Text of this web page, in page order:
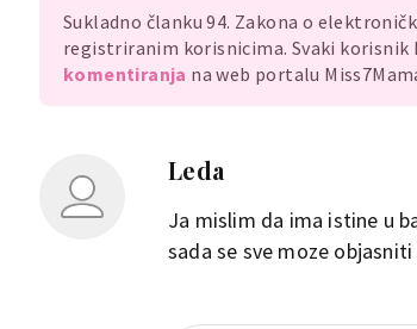
Sukladno članku 94. Zakona o
registriranim korisnicima. Svaki
komentiranja na web portalu
Leda
Ja mislim da ima istine u
sada se sve moze